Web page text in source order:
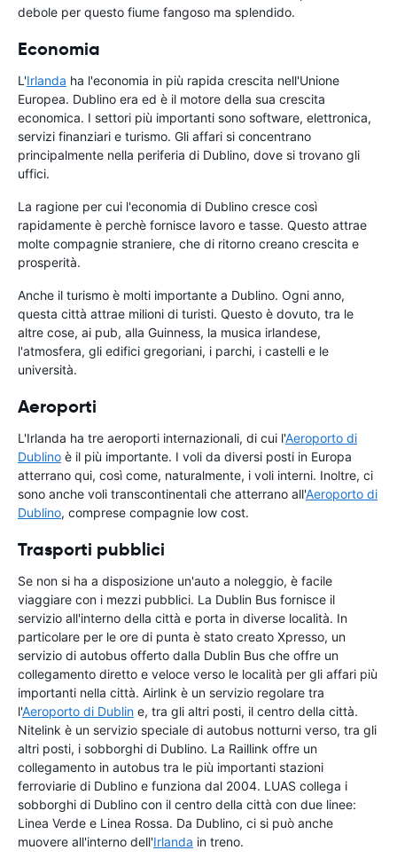
debole per questo fiume fangoso ma splendido.
Economia
L'Irlanda ha l'economia in più rapida crescita nell'Unione
Europea. Dublino era ed è il motore della sua crescita
economica. I settori più importanti sono software, elettronica,
servizi finanziari e turismo. Gli affari si concentrano
principalmente nella periferia di Dublino, dove si trovano gli
uffici.
La ragione per cui l'economia di Dublino cresce così
rapidamente è perchè fornisce lavoro e tasse. Questo attrae
molte compagnie straniere, che di ritorno creano crescita e
prosperità.
Anche il turismo è molti importante a Dublino. Ogni anno,
questa città attrae milioni di turisti. Questo è dovuto, tra le
altre cose, ai pub, alla Guinness, la musica irlandese,
l'atmosfera, gli edifici gregoriani, i parchi, i castelli e le
università.
Aeroporti
L'Irlanda ha tre aeroporti internazionali, di cui l'Aeroporto di
Dublino è il più importante. I voli da diversi posti in Europa
atterrano qui, così come, naturalmente, i voli interni. Inoltre, ci
sono anche voli transcontinentali che atterrano all'Aeroporto di
Dublino, comprese compagnie low cost.
Trasporti pubblici
Se non si ha a disposizione un'auto a noleggio, è facile
viaggiare con i mezzi pubblici. La Dublin Bus fornisce il
servizio all'interno della città e porta in diverse località. In
particolare per le ore di punta è stato creato Xpresso, un
servizio di autobus offerto dalla Dublin Bus che offre un
collegamento diretto e veloce verso le località per gli affari più
importanti nella città. Airlink è un servizio regolare tra
l'Aeroporto di Dublin e, tra gli altri posti, il centro della città.
Nitelink è un servizio speciale di autobus notturni verso, tra gli
altri posti, i sobborghi di Dublino. La Raillink offre un
collegamento in autobus tra le più importanti stazioni
ferroviarie di Dublino e funziona dal 2004. LUAS collega i
sobborghi di Dublino con il centro della città con due linee:
Linea Verde e Linea Rossa. Da Dublino, ci si può anche
muovere all'interno dell'Irlanda in treno.